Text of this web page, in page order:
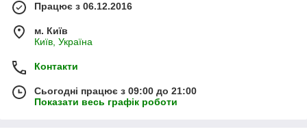
Працює з 06.12.2016
м. Київ
Київ, Україна
Контакти
Сьогодні працює з 09:00 до 21:00
Показати весь графік роботи